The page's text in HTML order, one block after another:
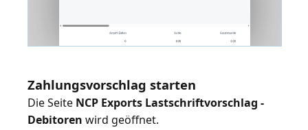
Zahlungsvorschlag starten
Die Seite NCP Exports Lastschriftvorschlag -
Debitoren wird geöffnet.